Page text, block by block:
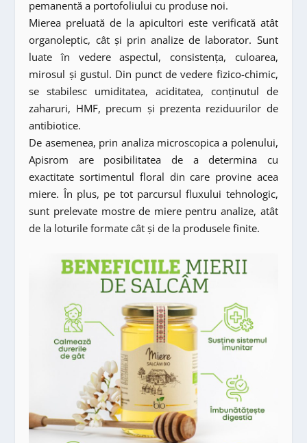
pemanentă a portofoliului cu produse noi.
Mierea preluată de la apicultori este verificată atât
organoleptic, cât și prin analize de laborator. Sunt
luate în vedere aspectul, consistența, culoarea,
mirosul și gustul. Din punct de vedere fizico-chimic,
se stabilesc umiditatea, aciditatea, conținutul de
zaharuri, HMF, precum și prezenta reziduurilor de
antibiotice.
De asemenea, prin analiza microscopica a polenului,
Apisrom are posibilitatea de a determina cu
exactitate sortimentul floral din care provine acea
miere. În plus, pe tot parcursul fluxului tehnologic,
sunt prelevate mostre de miere pentru analize, atât
de la loturile formate cât și de la produsele finite.